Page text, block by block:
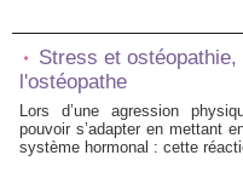
Stress et
l'ostéopathe
Lors d’une agression
pouvoir s’adapter en mettant
système hormonal : cette